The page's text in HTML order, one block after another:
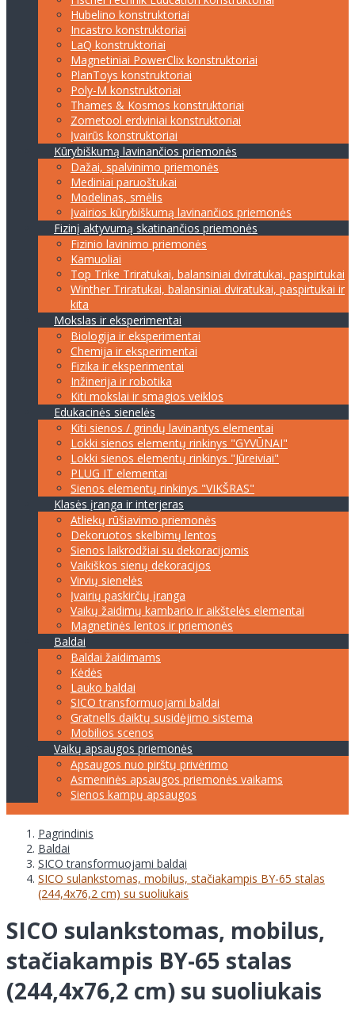
Hubelino konstruktoriai
Incastro konstruktoriai
LaQ konstruktoriai
Magnetiniai PowerClix konstruktoriai
PlanToys konstruktoriai
Poly-M konstruktoriai
Thames & Kosmos konstruktoriai
Zometool erdviniai konstruktoriai
Įvairūs konstruktoriai
Kūrybiškumą lavinančios priemonės
Dažai, spalvinimo priemonės
Mediniai paruoštukai
Modelinas, smėlis
Įvairios kūrybiškumą lavinančios priemonės
Fizinį aktyvumą skatinančios priemonės
Fizinio lavinimo priemonės
Kamuoliai
Top Trike Triratukai, balansiniai dviratukai, paspirtukai
Winther Triratukai, balansiniai dviratukai, paspirtukai ir
kita
Mokslas ir eksperimentai
Biologija ir eksperimentai
Chemija ir eksperimentai
Fizika ir eksperimentai
Inžinerija ir robotika
Kiti mokslai ir smagios veiklos
Edukacinės sienelės
Kiti sienos / grindų lavinantys elementai
Lokki sienos elementų rinkinys "GYVŪNAI"
Lokki sienos elementų rinkinys "Jūreiviai"
PLUG IT elementai
Sienos elementų rinkinys "VIKŠRAS"
Klasės įranga ir interjeras
Atliekų rūšiavimo priemonės
Dekoruotos skelbimų lentos
Sienos laikrodžiai su dekoracijomis
Vaikiškos sienų dekoracijos
Virvių sienelės
Įvairių paskirčių įranga
Vaikų žaidimų kambario ir aikštelės elementai
Magnetinės lentos ir priemonės
Baldai
Baldai žaidimams
Kėdės
Lauko baldai
SICO transformuojami baldai
Gratnells daiktų susidėjimo sistema
Mobilios scenos
Vaikų apsaugos priemonės
Apsaugos nuo pirštų privėrimo
Asmeninės apsaugos priemonės vaikams
Sienos kampų apsaugos
Pagrindinis
Baldai
SICO transformuojami baldai
SICO sulankstomas, mobilus, stačiakampis BY-65 stalas
(244,4x76,2 cm) su suoliukais
SICO sulankstomas, mobilus,
stačiakampis BY-65 stalas
(244,4x76,2 cm) su suoliukais